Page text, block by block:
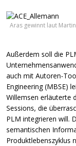
Aras gewinnt laut
Außerdem soll die
auch mit Autoren-
Engineering (MBSE)
Willemsen erläuterte
Sessions, die
PLM integrieren will.
semantischen
Produktlebenszyklus